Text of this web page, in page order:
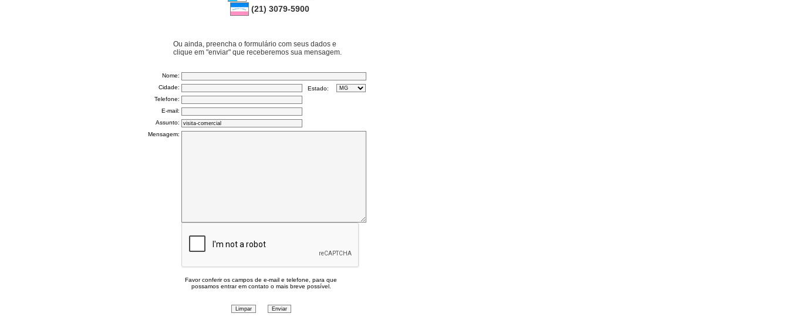
(21) 3079-5900
Ou ainda, preencha o formulário com seus dados e
clique em "enviar" que receberemos sua mensagem.
Nome:
Cidade:
Estado:
Telefone:
E-mail:
Assunto:
Mensagem:
Favor conferir os campos de e-mail e telefone, para que
possamos entrar em contato o mais breve possível.